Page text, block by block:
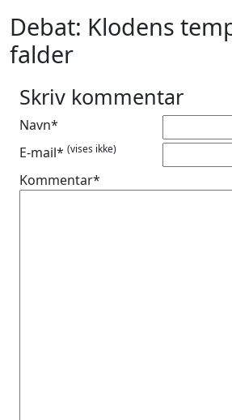
Debat: Klodens
falder
Skriv kommentar
Navn*
E-mail* (vises ikke)
Kommentar*